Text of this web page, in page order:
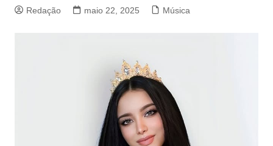
Redação maio 22, 2025 Música